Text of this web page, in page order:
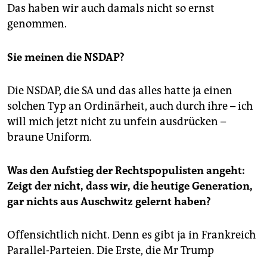
Das haben wir auch damals nicht so ernst
genommen.
Sie meinen die NSDAP?
Die NSDAP, die SA und das alles hatte ja einen
solchen Typ an Ordinärheit, auch durch ihre – ich
will mich jetzt nicht zu unfein ausdrücken –
braune Uniform.
Was den Aufstieg der Rechtspopulisten angeht:
Zeigt der nicht, dass wir, die heutige Generation,
gar nichts aus Auschwitz gelernt haben?
Offensichtlich nicht. Denn es gibt ja in Frankreich
Parallel-Parteien. Die Erste, die Mr Trump